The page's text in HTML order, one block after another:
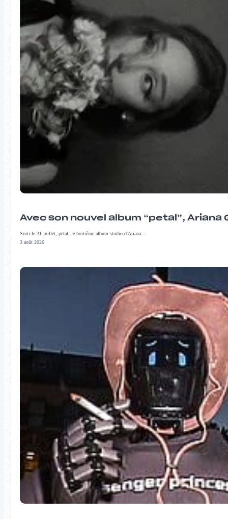
Avec son nouvel album “petal”,
Sorti le 31 juillet, petal, le huitième album studio d'Ariana…
3 août 2026